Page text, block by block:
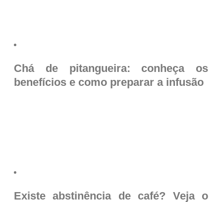
Chá de pitangueira: conheça os
benefícios e como preparar a infusão
Existe abstinência de café? Veja o